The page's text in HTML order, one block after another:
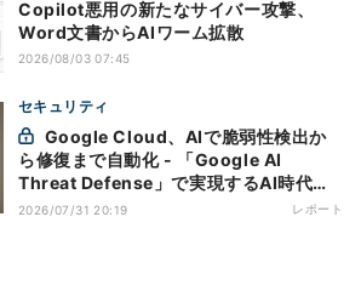
Copilot悪用の新たなサイバー攻撃、
Word文書からAIワーム拡散
2026/08/03 07:45
セキュリティ
ら修復まで自動化 - 「Google AI
Threat Defense」で実現するAI時代の
防御戦略
2026/07/31 20:19 レポート